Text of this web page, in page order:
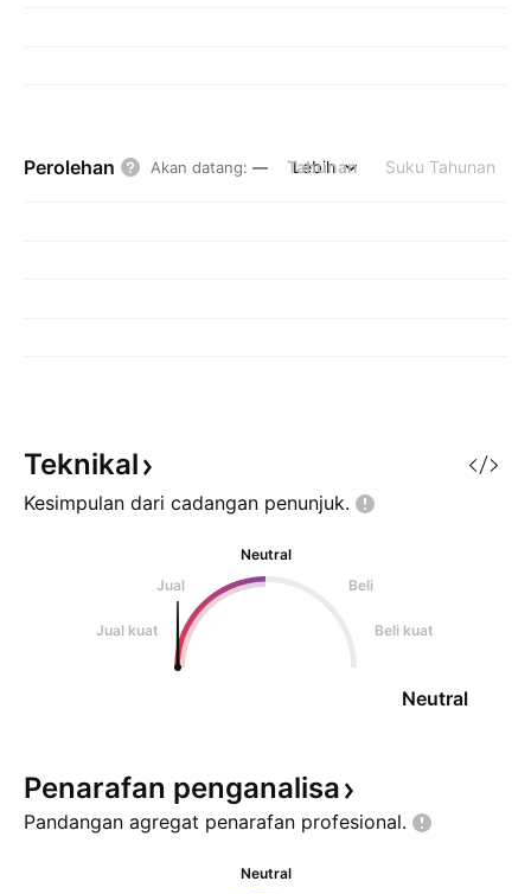
Perolehan Akan datang: — Tahunan Suku Tahunan
Lebih
Teknikal
Kesimpulan dari cadangan penunjuk.
Neutral
Jual
Beli
Jual kuat Beli kuat
Neutral
Penarafan penganalisa
Pandangan agregat penarafan profesional.
Neutral